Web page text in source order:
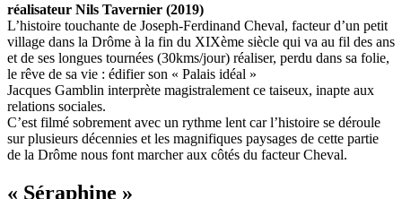
réalisateur Nils Tavernier (2019)
L’histoire touchante de Joseph-Ferdinand Cheval, facteur d’un petit
village dans la Drôme à la fin du XIXème siècle qui va au fil des ans
et de ses longues tournées (30kms/jour) réaliser, perdu dans sa folie,
le rêve de sa vie : édifier son « Palais idéal »
Jacques Gamblin interprète magistralement ce taiseux, inapte aux
relations sociales.
C’est filmé sobrement avec un rythme lent car l’histoire se déroule
sur plusieurs décennies et les magnifiques paysages de cette partie
de la Drôme nous font marcher aux côtés du facteur Cheval.
« Séraphine »